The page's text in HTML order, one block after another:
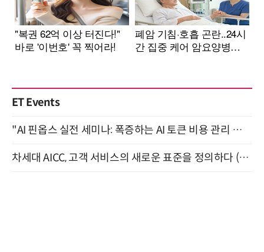
ET Events
"AI 핀옵스 실전 세미나: 폭증하는 AI 토큰 비용 관리 전략" 8월 21일 개최
차세대 AICC, 고객 서비스의 새로운 표준을 정의하다 (9/9)